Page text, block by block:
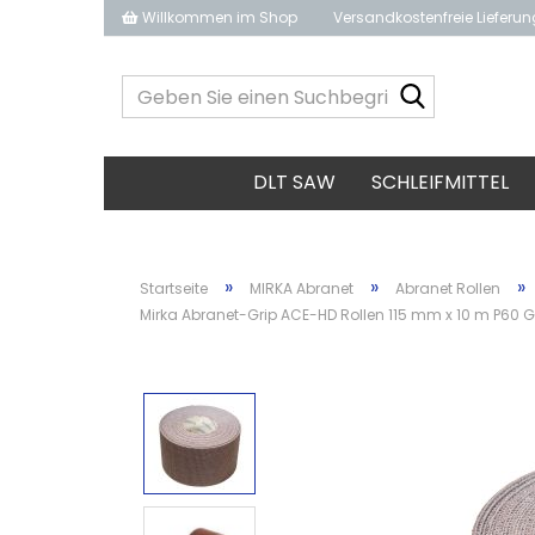
Willkommen im Shop Versandkostenfreie
Sie
ein...
DLT SAW SCHLEIFMITTEL
Startseite » MIRKA Abranet » Abranet Rollen »
Mirka Abranet-Grip ACE-HD Rollen 115 mm x 10 m P60